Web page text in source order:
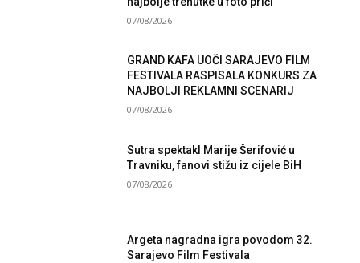
07/08/2026
GRAND KAFA UOČI SARAJEVO FILM
FESTIVALA RASPISALA KONKURS ZA
NAJBOLJI REKLAMNI SCENARIJ
07/08/2026
Sutra spektakl Marije Šerifović u
Travniku, fanovi stižu iz cijele BiH
07/08/2026
Argeta nagradna igra povodom 32.
Sarajevo Film Festivala